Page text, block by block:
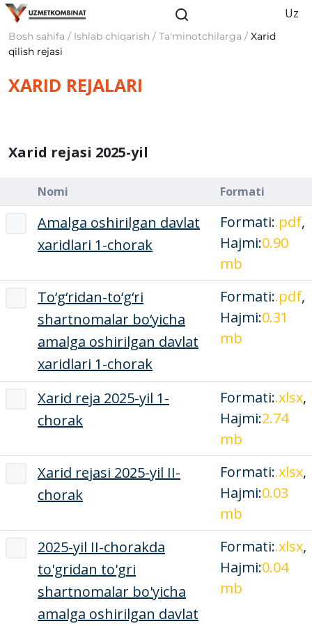
Uz
Bosh sahifa / Ishlab chiqarish / Ta'minotchilarga / Xarid
qilish rejasi
XARID REJALARI
Xarid rejasi 2025-yil
Nomi Formati
Amalga oshirilgan davlat
xaridlari 1-chorak
Formati:.pdf,
Hajmi:0.90
mb
To‘g‘ridan-to‘g‘ri
shartnomalar bo‘yicha
amalga oshirilgan davlat
xaridlari 1-chorak
Formati:.pdf,
Hajmi:0.31
mb
Xarid reja 2025-yil 1-
chorak
Formati:.xlsx,
Hajmi:2.74
mb
Xarid rejasi 2025-yil II-
chorak
Formati:.xlsx,
Hajmi:0.03
mb
2025-yil II-chorakda
to'gridan to'gri
shartnomalar bo'yicha
amalga oshirilgan davlat
Formati:.xlsx,
Hajmi:0.04
mb